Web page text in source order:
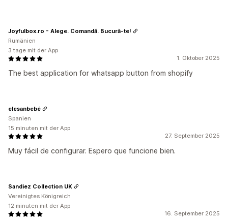
1. Oktober 2025
The best application for whatsapp button from shopify
Joyfulbox.ro - Alege. Comandă. Bucură-te!
Rumänien
3 tage mit der App
27. September 2025
Muy fácil de configurar. Espero que funcione bien.
elesanbebé
Spanien
15 minuten mit der App
16. September 2025
Sandiez Collection UK
Vereinigtes Königreich
12 minuten mit der App